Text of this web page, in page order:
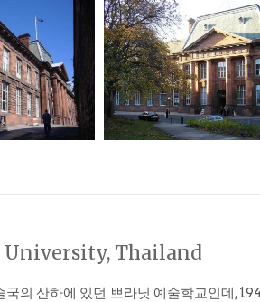
Thailand
국의 산하에 있던 쁘라닛 예술학교인데,